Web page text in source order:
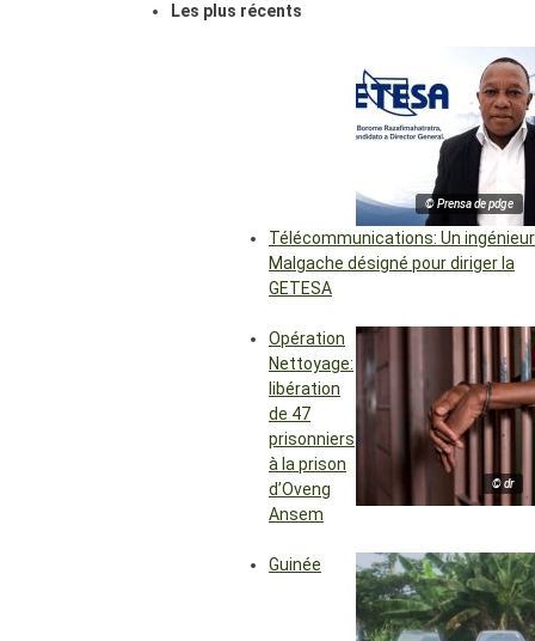
Les plus récents
© Prensa de pdge
Télécommunications: Un ingénieur
Malgache désigné pour diriger la
GETESA
© dr
Opération
Nettoyage:
libération
de 47
prisonniers
à la prison
d’Oveng
Ansem
Guinée